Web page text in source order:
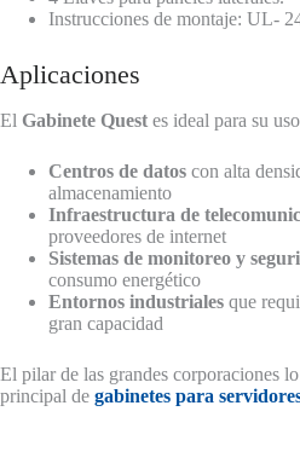
Instrucciones de montaje: UL-
Aplicaciones
El Gabinete Quest es ideal para su
Centros de datos con alta
almacenamiento
Infraestructura de
proveedores de internet
Sistemas de monitoreo y
consumo energético
Entornos industriales que
gran capacidad
El pilar de las grandes corporaciones
principal de gabinetes para